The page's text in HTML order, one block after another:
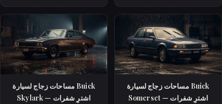
مساحات زجاج لسيارة Buick
Skylark — اشترِ شفرات
مساحات زجاج لسيارة Buick
Somerset — اشترِ شفرات